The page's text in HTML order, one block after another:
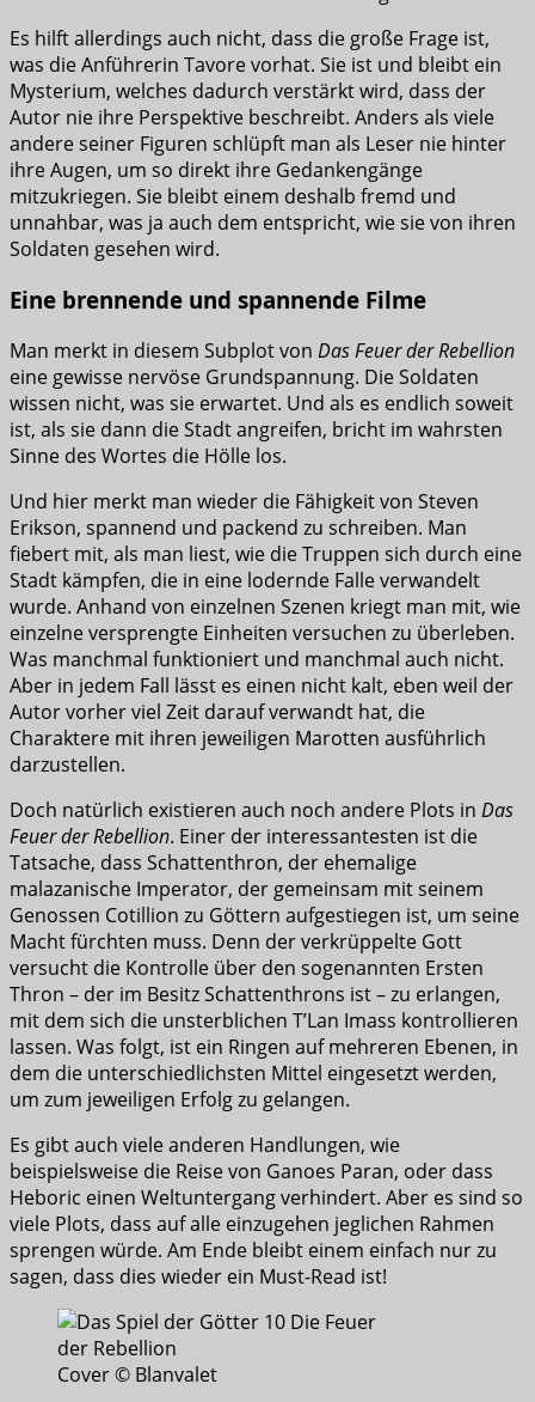
Es hilft allerdings auch nicht, dass die große Frage ist,
was die Anführerin Tavore vorhat. Sie ist und bleibt ein
Mysterium, welches dadurch verstärkt wird, dass der
Autor nie ihre Perspektive beschreibt. Anders als viele
andere seiner Figuren schlüpft man als Leser nie hinter
ihre Augen, um so direkt ihre Gedankengänge
mitzukriegen. Sie bleibt einem deshalb fremd und
unnahbar, was ja auch dem entspricht, wie sie von ihren
Soldaten gesehen wird.
Eine brennende und spannende Filme
Man merkt in diesem Subplot von Das Feuer der Rebellion
eine gewisse nervöse Grundspannung. Die Soldaten
wissen nicht, was sie erwartet. Und als es endlich soweit
ist, als sie dann die Stadt angreifen, bricht im wahrsten
Sinne des Wortes die Hölle los.
Und hier merkt man wieder die Fähigkeit von Steven
Erikson, spannend und packend zu schreiben. Man
fiebert mit, als man liest, wie die Truppen sich durch eine
Stadt kämpfen, die in eine lodernde Falle verwandelt
wurde. Anhand von einzelnen Szenen kriegt man mit, wie
einzelne versprengte Einheiten versuchen zu überleben.
Was manchmal funktioniert und manchmal auch nicht.
Aber in jedem Fall lässt es einen nicht kalt, eben weil der
Autor vorher viel Zeit darauf verwandt hat, die
Charaktere mit ihren jeweiligen Marotten ausführlich
darzustellen.
Doch natürlich existieren auch noch andere Plots in Das
Feuer der Rebellion. Einer der interessantesten ist die
Tatsache, dass Schattenthron, der ehemalige
malazanische Imperator, der gemeinsam mit seinem
Genossen Cotillion zu Göttern aufgestiegen ist, um seine
Macht fürchten muss. Denn der verkrüppelte Gott
versucht die Kontrolle über den sogenannten Ersten
Thron – der im Besitz Schattenthrons ist – zu erlangen,
mit dem sich die unsterblichen T’Lan Imass kontrollieren
lassen. Was folgt, ist ein Ringen auf mehreren Ebenen, in
dem die unterschiedlichsten Mittel eingesetzt werden,
um zum jeweiligen Erfolg zu gelangen.
Es gibt auch viele anderen Handlungen, wie
beispielsweise die Reise von Ganoes Paran, oder dass
Heboric einen Weltuntergang verhindert. Aber es sind so
viele Plots, dass auf alle einzugehen jeglichen Rahmen
sprengen würde. Am Ende bleibt einem einfach nur zu
sagen, dass dies wieder ein Must-Read ist!
Cover © Blanvalet